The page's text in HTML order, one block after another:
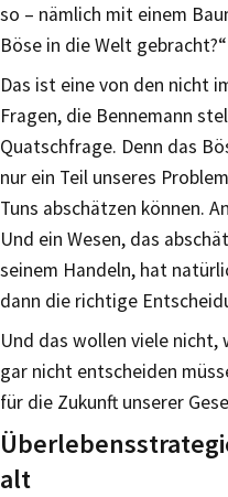
so – nämlich mit einem
Böse in die Welt gebracht?“
Das ist eine von den nicht
Fragen, die Bennemann
Quatschfrage. Denn das
nur ein Teil unseres
Tuns abschätzen können.
Und ein Wesen, das
seinem Handeln, hat
dann die richtige
Und das wollen viele nicht,
gar nicht entscheiden
für die Zukunft unserer
alt